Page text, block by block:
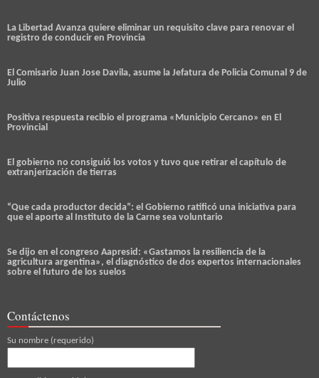
La Libertad Avanza quiere eliminar un requisito clave para renovar el
registro de conducir en Provincia
El Comisario Juan Jose Davila, asume la Jefatura de Policia Comunal 9 de
Julio
Positiva respuesta recibio el programa «Municipio Cercano» en El
Provincial
El gobierno no consiguió los votos y tuvo que retirar el capítulo de
extranjerización de tierras
“Que cada productor decida”: el Gobierno ratificó una iniciativa para
que el aporte al Instituto de la Carne sea voluntario
Se dijo en el congreso Aapresid: «Gastamos la resiliencia de la
agricultura argentina», el diagnóstico de dos expertos internacionales
sobre el futuro de los suelos
Contáctenos
Su nombre (requerido)